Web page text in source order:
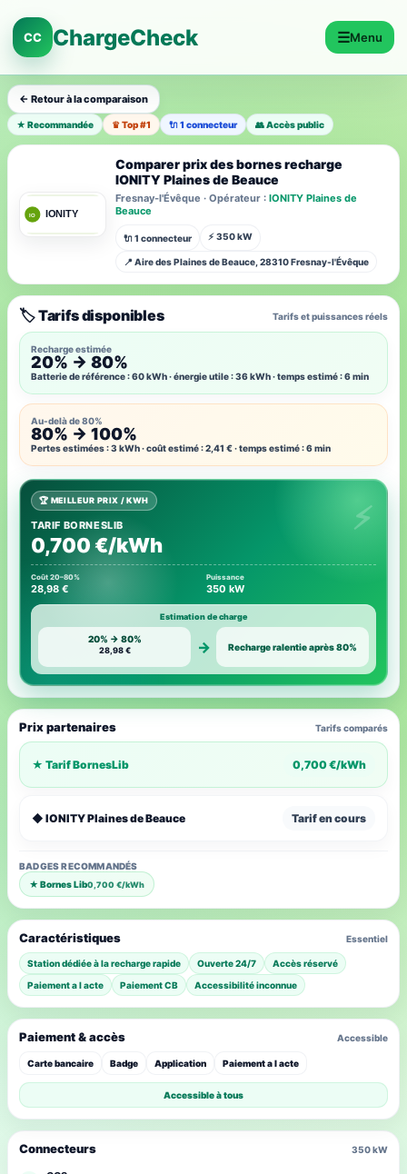
CC ChargeCheck ☰Menu
← Retour à la comparaison
★ Recommandée ♛ Top #1 🔌 1 connecteur 👥 Accès public
Comparer prix des bornes recharge
IONITY Plaines de Beauce
Fresnay-l'Évêque · Opérateur : IONITY Plaines de
Beauce
🔌 1 connecteur ⚡ 350 kW
📍 Aire des Plaines de Beauce, 28310 Fresnay-l'Évêque
🏷️ Tarifs disponibles Tarifs et puissances réels
Recharge estimée
20% → 80%
Batterie de référence : 60 kWh · énergie utile : 36 kWh · temps estimé : 6 min
Au-delà de 80%
80% → 100%
Pertes estimées : 3 kWh · coût estimé : 2,41 € · temps estimé : 6 min
🏆 MEILLEUR PRIX / KWH
TARIF BORNESLIB
0,700 €/kWh
Coût 20–80%
28,98 €
Puissance
350 kW
Estimation de charge
20% → 80%
28,98 € → Recharge ralentie après 80%
Prix partenaires Tarifs comparés
★ Tarif BornesLib 0,700 €/kWh
◆ IONITY Plaines de Beauce Tarif en cours
BADGES RECOMMANDÉS
★ Bornes Lib0,700 €/kWh
Caractéristiques Essentiel
Station dédiée à la recharge rapide Ouverte 24/7
Accès réservé
Paiement a l acte
Paiement CB Accessibilité inconnue
Connecteurs 350 kW
Paiement & accès Accessible
Carte bancaire Badge Application Paiement a l acte
Accessible à tous